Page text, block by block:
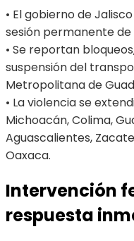
• El gobierno de
sesión permanente de
• Se reportan
suspensión del
Metropolitana de
• La violencia se
Michoacán, Colima,
Aguascalientes,
Oaxaca.
Intervención
respuesta